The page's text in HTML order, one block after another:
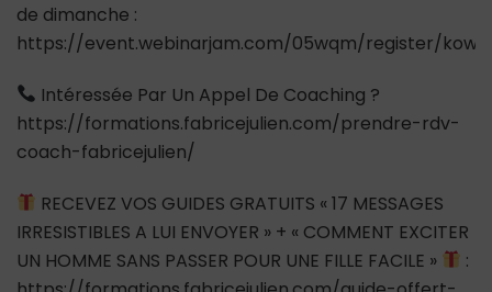
de dimanche :
https://event.webinarjam.com/05wqm/register/
Intéressée Par Un Appel De Coaching ?
https://formations.fabricejulien.com/prendre-rdv-
coach-fabricejulien/
RECEVEZ VOS GUIDES GRATUITS « 17 MESSAGES
IRRESISTIBLES A LUI ENVOYER » + « COMMENT EXCITER
UN HOMME SANS PASSER POUR UNE FILLE FACILE »
: